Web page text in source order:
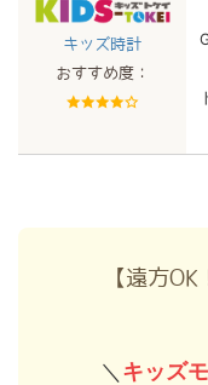
キッズ時計
おすすめ度：
【遠方
＼ キッズ